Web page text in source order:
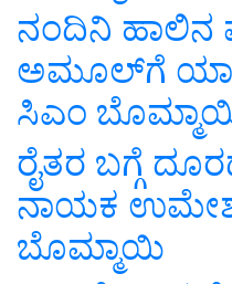
ನಂದಿನಿ ಹಾಲಿನ
ಅಮೂಲ್‌ಗೆ
ಸಿಎಂ
ರೈತರ ಬಗ್ಗೆ
ನಾಯಕ ಉಮೇಶ್
ಬೊಮ್ಮಾಯಿ